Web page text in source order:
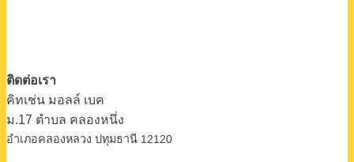
ติดต่อเรา
คิทเช่น มอลล์ เบค
ม.17 ตําบล คลองหนึ่ง
อําเภอคลองหลวง ปทุมธานี 12120